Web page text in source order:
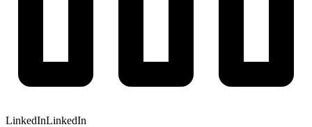
LinkedInLinkedIn